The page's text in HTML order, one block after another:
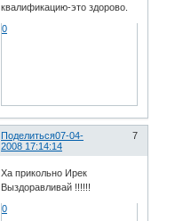
квалификацию-это здорово.
0
Поделиться 7
07-04-
2008 17:14:14
Ха прикольно Ирек
Выздоравливай !!!!!!
0